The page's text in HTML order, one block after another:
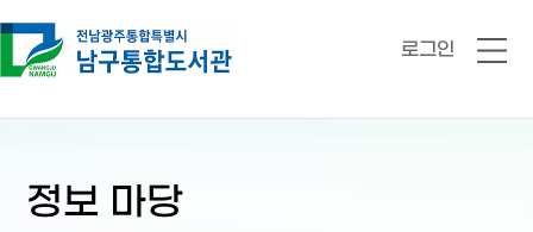
로그인
전
정보 마당